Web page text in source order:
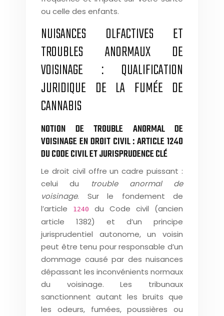
ou celle des enfants.
NUISANCES OLFACTIVES ET
TROUBLES ANORMAUX DE
VOISINAGE : QUALIFICATION
JURIDIQUE DE LA FUMÉE DE
CANNABIS
NOTION DE TROUBLE ANORMAL DE
VOISINAGE EN DROIT CIVIL : ARTICLE 1240
DU CODE CIVIL ET JURISPRUDENCE CLÉ
Le droit civil offre un cadre puissant :
celui du
trouble anormal de
voisinage. Sur le fondement de
l’article
1240
du Code civil (ancien
article 1382) et d’un principe
jurisprudentiel autonome, un voisin
peut être tenu pour responsable d’un
dommage causé par des nuisances
dépassant les inconvénients normaux
du voisinage. Les tribunaux
sanctionnent autant les bruits que
les odeurs, fumées, poussières ou